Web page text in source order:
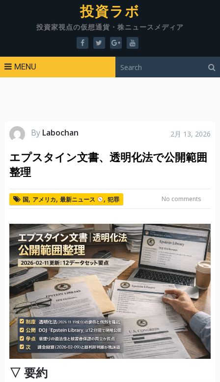
投資ラボ
投資家視点の仮想通貨・株ニュースメディア
MENU
By Labochan 2月 13, 2026
エプスタイン文書、透明化法で公開範囲
整理
国, アメリカ, 最新ニュース , 犯罪 No comments
▽ 要約